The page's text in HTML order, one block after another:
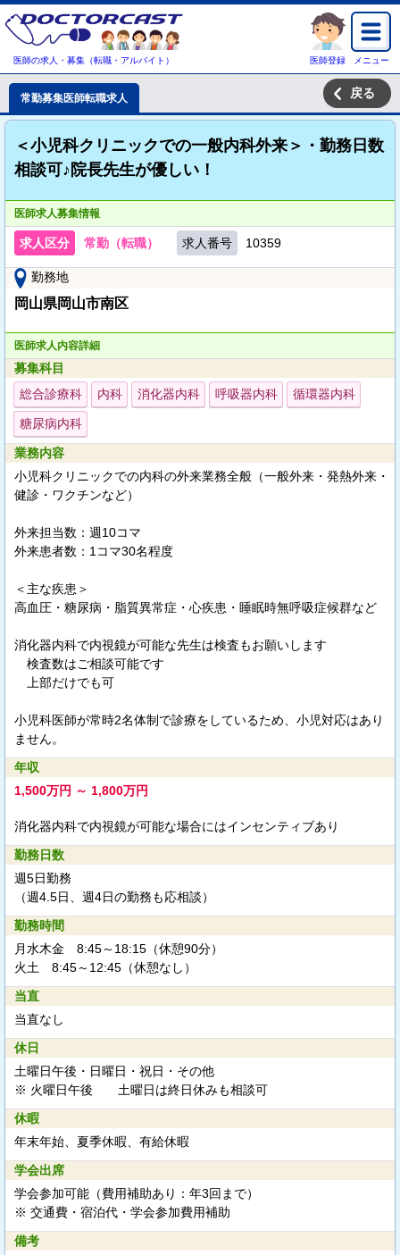
医師の求人・募集（転職・アルバイト） 医師登録 メニュー
常勤募集医師転職求人 戻る
＜小児科クリニックでの一般内科外来＞・勤務日数
相談可♪院長先生が優しい！
医師求人募集情報
求人区分 常勤（転職） 求人番号 10359
勤務地
岡山県岡山市南区
医師求人内容詳細
募集科目
総合診療科
内科 消化器内科 呼吸器内科 循環器内科
糖尿病内科
業務内容
小児科クリニックでの内科の外来業務全般（一般外来・発熱外来・
健診・ワクチンなど）
外来担当数：週10コマ
外来患者数：1コマ30名程度
＜主な疾患＞
高血圧・糖尿病・脂質異常症・心疾患・睡眠時無呼吸症候群など
消化器内科で内視鏡が可能な先生は検査もお願いします
検査数はご相談可能です
上部だけでも可
小児科医師が常時2名体制で診療をしているため、小児対応はあり
ません。
年収
1,500万円 ～ 1,800万円
消化器内科で内視鏡が可能な場合にはインセンティブあり
勤務日数
週5日勤務
（週4.5日、週4日の勤務も応相談）
勤務時間
月水木金 8:45～18:15（休憩90分）
火土 8:45～12:45（休憩なし）
当直
当直なし
休日
土曜日午後・日曜日・祝日・その他
※ 火曜日午後 土曜日は終日休みも相談可
休暇
年末年始、夏季休暇、有給休暇
学会出席
学会参加可能（費用補助あり：年3回まで）
※ 交通費・宿泊代・学会参加費用補助
備考